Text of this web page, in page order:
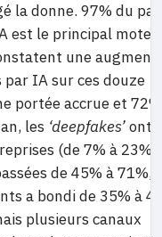
la donne. 97% du
est le principal
une
IA sur ces douze
portée accrue et
les ‘deepfakes’ont
(de 7% à
de 45% à 71%,
a bondi de 35% à
plusieurs canaux